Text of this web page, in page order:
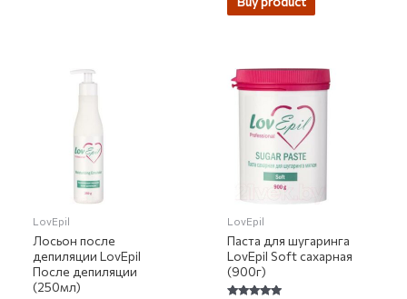
LovEpil
Лосьон после
депиляции LovEpil
После депиляции
(250мл)
LovEpil
Паста для шугаринга
LovEpil Soft сахарная
(900г)